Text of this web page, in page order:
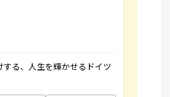
る、人生を輝かせるドイツ